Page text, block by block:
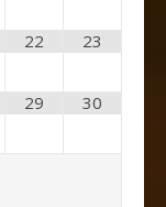
22 23
29 30